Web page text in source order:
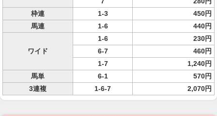
枠連
1-3
450円
馬連
1-6 440円
ワイド
1-6
230円
6-7
460円
1-7
1,240円
馬単
6-1
570円
3連複
1-6-7 2,070円